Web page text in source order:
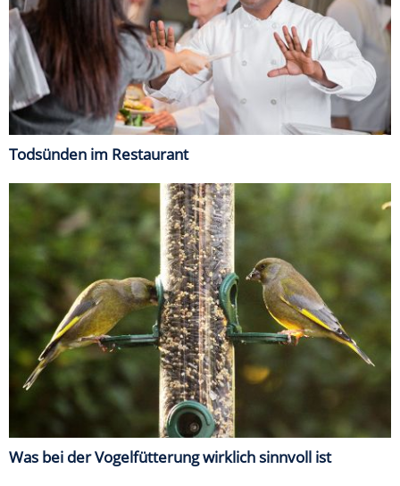
Todsünden im Restaurant
Was bei der Vogelfütterung wirklich sinnvoll ist